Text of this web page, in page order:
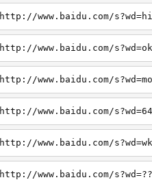
http://www.baidu.com/s?wd=hi
http://www.baidu.com/s?wd=ok
http://www.baidu.com/s?wd=mo
http://www.baidu.com/s?wd=64
http://www.baidu.com/s?wd=wk
http://www.baidu.com/s?wd=??